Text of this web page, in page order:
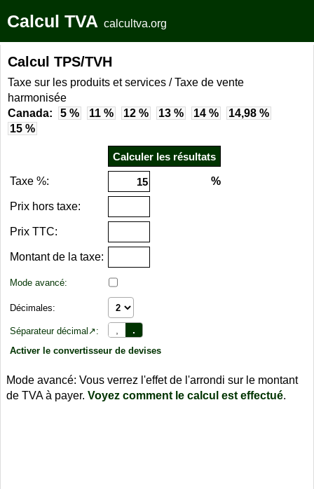
Calcul TVA calcultva.org
Calcul TPS/TVH
Taxe sur les produits et services / Taxe de vente
harmonisée
Canada:
5 % 11 % 12 % 13 % 14 %
14,98 %
15 %
Taxe %: %
Prix hors taxe:
Prix TTC:
Montant de la taxe:
Mode avancé:
Décimales:
Séparateur décimal↗: .
Activer le convertisseur de devises
Mode avancé: Vous verrez l'effet de l'arrondi sur le montant
de TVA à payer. Voyez comment le calcul est effectué.